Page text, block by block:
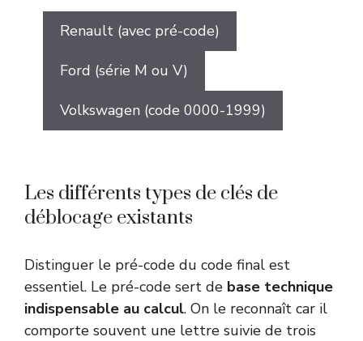
Renault (avec pré-code)
Ford (série M ou V)
Volkswagen (code 0000-1999)
Les différents types de clés de
déblocage existants
Distinguer le pré-code du code final est
essentiel. Le pré-code sert de base technique
indispensable au calcul. On le reconnaît car il
comporte souvent une lettre suivie de trois